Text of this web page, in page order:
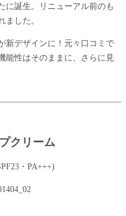
に誕生。リニューアル前のも
した。
新デザインに！元々口コミで
能性はそのままに、さらに見
クリーム
・PA+++)